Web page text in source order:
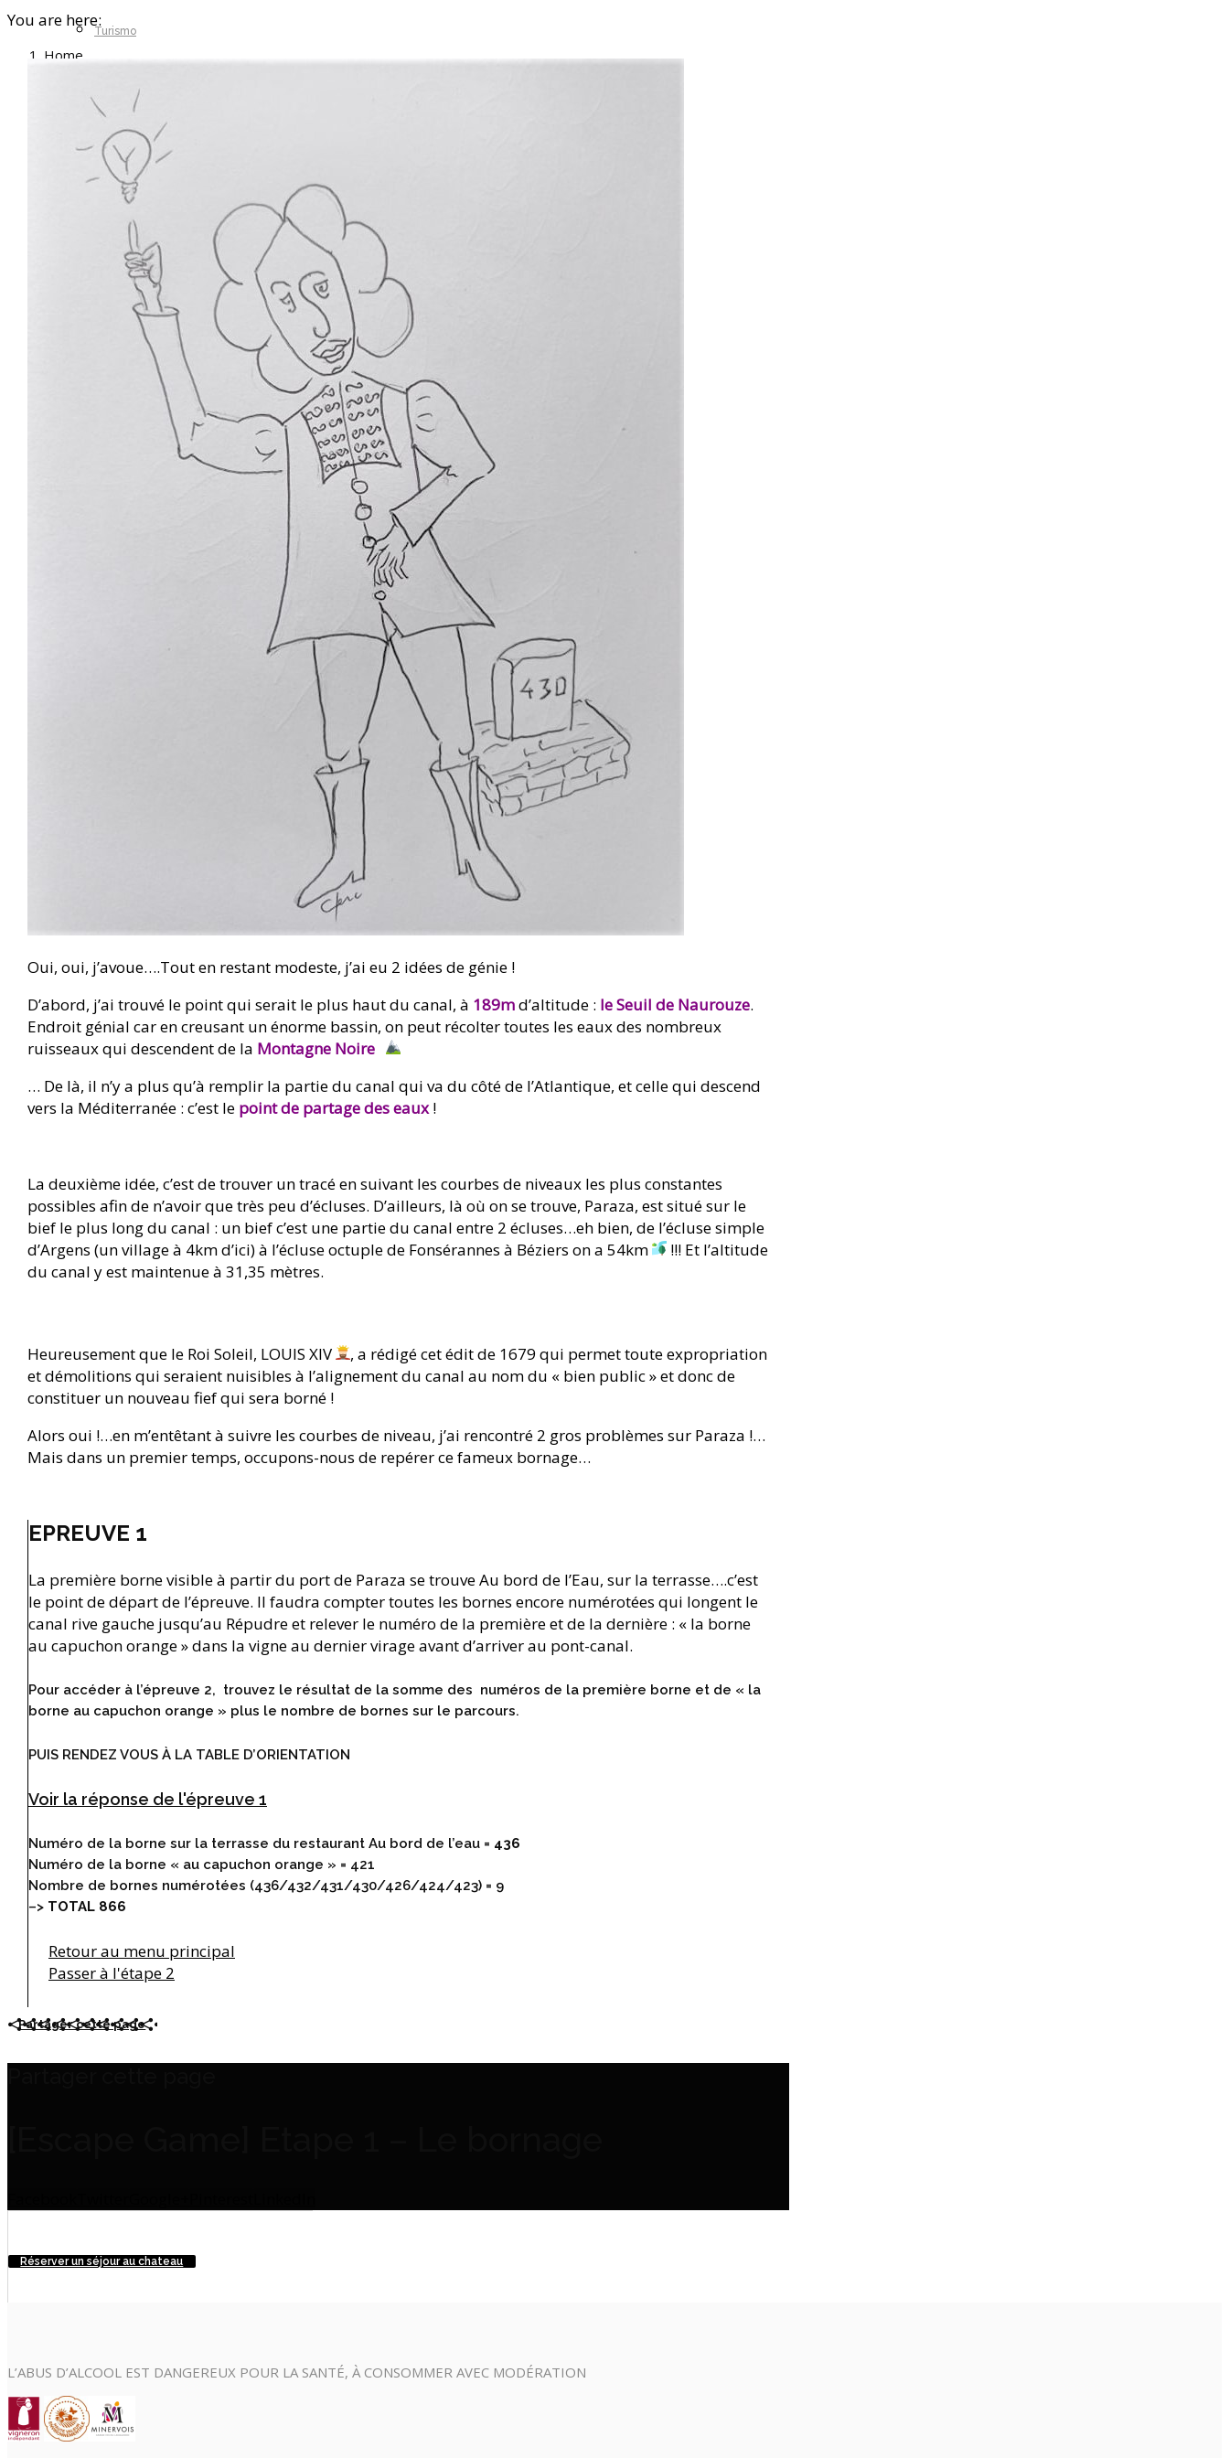
Turismo
You are here:
Home
Oui, oui, j’avoue….Tout en restant modeste, j’ai eu 2 idées de génie !
D’abord, j’ai trouvé le point qui serait le plus haut du canal, à 189md’altitude : le Seuil de Naurouze.
Endroit génial car en creusant un énorme bassin, on peut récolter toutes les eaux des nombreux
ruisseaux qui descendent de la Montagne Noire
… De là, il n’y a plus qu’à remplir la partie du canal qui va du côté de l’Atlantique, et celle qui descend
vers la Méditerranée : c’est le point de partage des eaux!
La deuxième idée, c’est de trouver un tracé en suivant les courbes de niveaux les plus constantes
possibles afin de n’avoir que très peu d’écluses. D’ailleurs, là où on se trouve, Paraza, est situé sur le
bief le plus long du canal : un bief c’est une partie du canal entre 2 écluses…eh bien, de l’écluse simple
d’Argens (un village à 4km d’ici) à l’écluse octuple de Fonsérannes à Béziers on a 54km
!!! Et l’altitude
du canal y est maintenue à 31,35 mètres.
Heureusement que le Roi Soleil, LOUIS XIV
, a rédigé cet édit de 1679 qui permet toute expropriation
et démolitions qui seraient nuisibles à l’alignement du canal au nom du « bien public » et donc de
constituer un nouveau fief qui sera borné !
Alors oui !…en m’entêtant à suivre les courbes de niveau, j’ai rencontré 2 gros problèmes sur Paraza !…
Mais dans un premier temps, occupons-nous de repérer ce fameux bornage…
EPREUVE 1
La première borne visible à partir du port de Paraza se trouve Au bord de l’Eau, sur la terrasse….c’est
le point de départ de l’épreuve. Il faudra compter toutes les bornes encore numérotées qui longent le
canal rive gauche jusqu’au Répudre et relever le numéro de la première et de la dernière : « la borne
au capuchon orange » dans la vigne au dernier virage avant d’arriver au pont-canal.
Pour accéder à l’épreuve 2, trouvez le résultat de la somme des numéros de la première borne et de « la
borne au capuchon orange » plus le nombre de bornes sur le parcours.
PUIS RENDEZ VOUS À LA TABLE D’ORIENTATION
Voir la réponse de l'épreuve 1
Numéro de la borne sur la terrasse du restaurant Au bord de l’eau = 436
Numéro de la borne « au capuchon orange » = 421
Nombre de bornes numérotées (436/432/431/430/426/424/423) = 9
–> TOTAL 866
Retour au menu principal
Passer à l'étape 2
Partager cette page
Réserver un séjour au chateau
L’ABUS D’ALCOOL EST DANGEREUX POUR LA SANTÉ, À CONSOMMER AVEC MODÉRATION